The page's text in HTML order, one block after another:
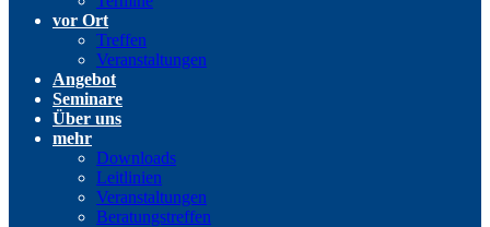
vor Ort
Treffen
Veranstaltungen
Angebot
Seminare
Über uns
mehr
Downloads
Leitlinien
Veranstaltungen
Beratungstreffen